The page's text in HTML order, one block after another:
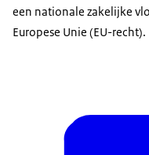
een nationale zakelijke
Europese Unie (EU-recht).